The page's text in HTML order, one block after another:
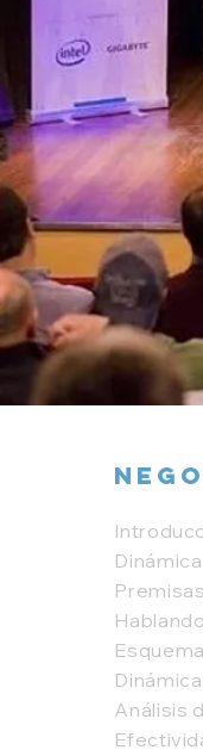
Análisis